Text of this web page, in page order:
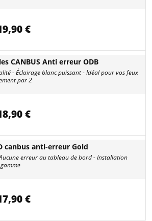
€
CANBUS Anti erreur ODB
- Éclairage blanc puissant - Idéal pour vos feux
par 2
€
canbus anti-erreur Gold
erreur au tableau de bord - Installation
€